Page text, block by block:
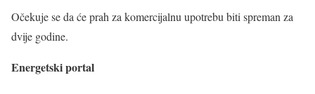
Očekuje se da će prah za komercijalnu upotrebu biti spreman za
dvije godine.
Energetski portal